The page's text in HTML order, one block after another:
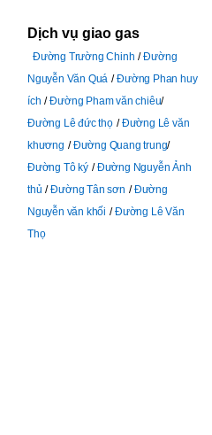
Dịch vụ giao gas
Đường Trường Chinh
Đường
Nguyễn Văn Quá
Đường Phan huy
ích
Đường Pham văn chiêu
Đường Lê đức thọ
Đường Lê văn
khương
Đường Quang trung
Đường Tô ký
Đường Nguyễn Ảnh
thủ
Đường Tân sơn
Đường
Nguyễn văn khối
Đường Lê Văn
Thọ